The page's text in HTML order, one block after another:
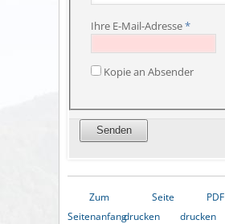
Ihre E-Mail-Adresse*
Kopie an Absender
Zum
Seitenanfang
Seite
drucken
PDF
drucken